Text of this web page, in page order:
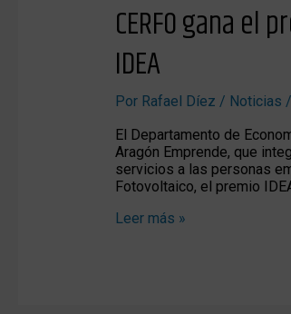
CERFO gana
IDEA
Por Rafael Díez / Noticias /
El Departamento de
Aragón Emprende, que
servicios a las personas
Fotovoltaico, el premio
Leer más »